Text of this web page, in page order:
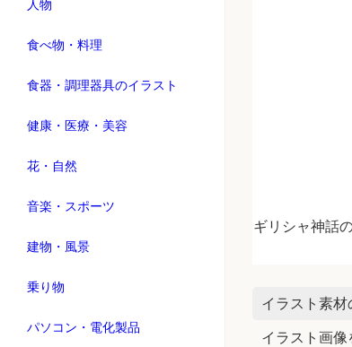
人物
食べ物・料理
食器・調理器具のイラスト
健康・医療・美容
花・自然
音楽・スポーツ
建物・風景
乗り物
パソコン・電化製品
ギリシャ神話
イラスト素
イラスト画像